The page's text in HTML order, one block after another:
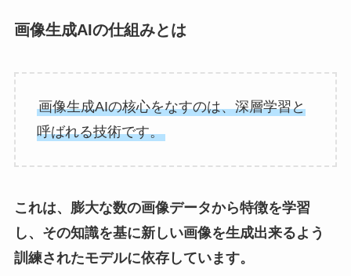
画像生成AIの仕組みとは
画像生成AIの核心をなすのは、深層学習と
呼ばれる技術です。
これは、膨大な数の画像データから特徴を学習
し、その知識を基に新しい画像を生成出来るよう
訓練されたモデルに依存しています。